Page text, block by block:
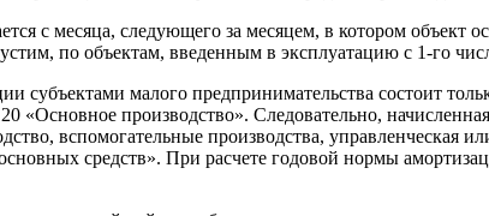
с месяца, следующего за месяцем, в котором объект
по объектам, введенным в эксплуатацию с 1-го
субъектами малого предпринимательства состоит
«Основное производство». Следовательно,
вспомогательные производства, управленческая
средств». При расчете годовой нормы